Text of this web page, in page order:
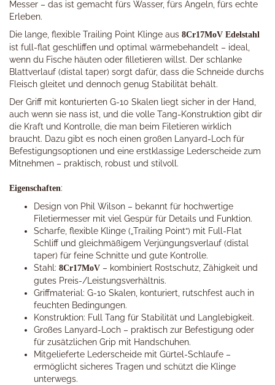
Messer – das ist gemacht fürs Wasser, fürs Angeln, fürs echte
Erleben.
Die lange, flexible Trailing Point Klinge aus 8Cr17MoV Edelstahl
ist full-flat geschliffen und optimal wärmebehandelt – ideal,
wenn du Fische häuten oder filletieren willst. Der schlanke
Blattverlauf (distal taper) sorgt dafür, dass die Schneide durchs
Fleisch gleitet und dennoch genug Stabilität behält.
Der Griff mit konturierten G-10 Skalen liegt sicher in der Hand,
auch wenn sie nass ist, und die volle Tang-Konstruktion gibt dir
die Kraft und Kontrolle, die man beim Filetieren wirklich
braucht. Dazu gibt es noch einen großen Lanyard-Loch für
Befestigungsoptionen und eine erstklassige Lederscheide zum
Mitnehmen – praktisch, robust und stilvoll.
Eigenschaften:
Design von Phil Wilson – bekannt für hochwertige
Filetiermesser mit viel Gespür für Details und Funktion.
Scharfe, flexible Klinge („Trailing Point“) mit Full-Flat
Schliff und gleichmäßigem Verjüngungsverlauf (distal
taper) für feine Schnitte und gute Kontrolle.
Stahl: 8Cr17MoV – kombiniert Rostschutz, Zähigkeit und
gutes Preis-/Leistungsverhältnis.
Griffmaterial: G-10 Skalen, konturiert, rutschfest auch in
feuchten Bedingungen.
Konstruktion: Full Tang für Stabilität und Langlebigkeit.
Großes Lanyard-Loch – praktisch zur Befestigung oder
für zusätzlichen Grip mit Handschuhen.
Mitgelieferte Lederscheide mit Gürtel-Schlaufe –
ermöglicht sicheres Tragen und schützt die Klinge
unterwegs.